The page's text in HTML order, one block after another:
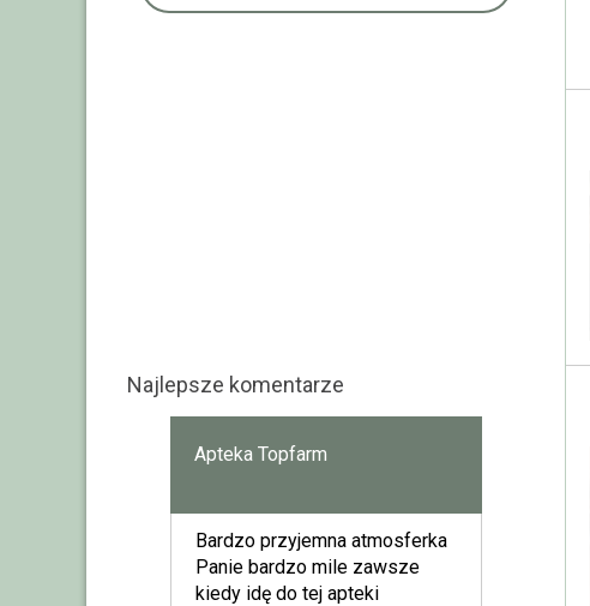
Najlepsze komentarze
Apteka Topfarm
Bardzo przyjemna atmosferka
Panie bardzo mile zawsze
kiedy idę do tej apteki